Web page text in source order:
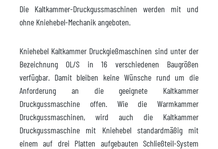
Die Kaltkammer-Druckgussmaschinen werden mit und
ohne Kniehebel-Mechanik angeboten.
Kniehebel Kaltkammer Druckgießmaschinen sind unter der
Bezeichnung OL/S in 16 verschiedenen Baugrößen
verfügbar. Damit bleiben keine Wünsche rund um die
Anforderung an die geeignete Kaltkammer
Druckgussmaschine offen. Wie die Warmkammer
Druckgussmaschinen, wird auch die Kaltkammer
Druckgussmaschine mit Kniehebel standardmäßig mit
einem auf drei Platten aufgebauten Schließteil-System